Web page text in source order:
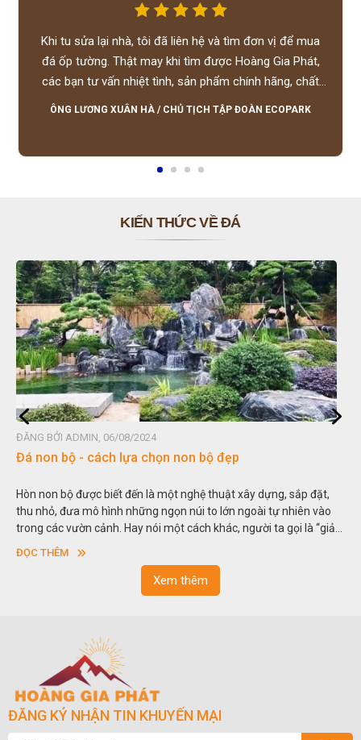
Khi tu sửa lại nhà, tôi đã liên hệ và tìm đơn vị để mua
đá ốp tường. Thật may khi tìm được Hoàng Gia Phát,
các bạn tư vấn nhiệt tình, sản phẩm chính hãng, chất
lượng tốt, giá hợp lý, hỗ trợ tận tình.
ÔNG LƯƠNG XUÂN HÀ / CHỦ TỊCH TẬP ĐOÀN ECOPARK
KIẾN THỨC VỀ ĐÁ
ĐĂNG BỞI ADMIN, 06/08/2024
Đá non bộ - cách lựa chọn non bộ đẹp
Hòn non bộ được biết đến là một nghệ thuật xây dựng, sắp đặt,
thu nhỏ, đưa mô hình những ngọn núi to lớn ngoài tự nhiên vào
trong các vườn cảnh. Hay nói một cách khác, người ta gọi là “giả
sơn”. Nghệ thuật hòn non bộ nhằm phục vụ cho mục đích thưởng
ngoạn và phong thủy trong cuộc sống.
ĐỌC THÊM
Xem thêm
ĐĂNG KÝ NHẬN TIN KHUYẾN MẠI